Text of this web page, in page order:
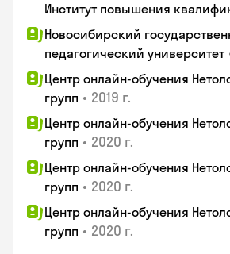
Институт повышения
Новосибирский
педагогический университет
Центр онлайн-обучения
групп • 2019 г.
Центр онлайн-обучения
групп • 2020 г.
Центр онлайн-обучения
групп • 2020 г.
Центр онлайн-обучения
групп • 2020 г.